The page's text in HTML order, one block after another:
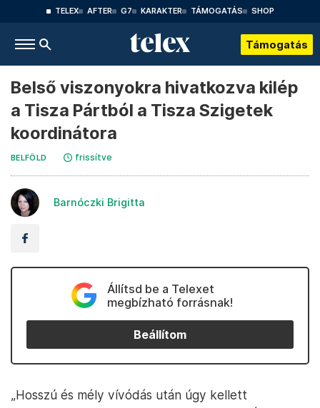
TELEX AFTER G7 KARAKTER TÁMOGATÁS SHOP
Támogatás
Belső viszonyokra hivatkozva kilép
a Tisza Pártból a Tisza Szigetek
koordinátora
BELFÖLD frissítve
Barnóczki Brigitta
Állítsd be a Telexet
megbízható forrásnak!
Beállítom
„Hosszú és mély vívódás után úgy kellett